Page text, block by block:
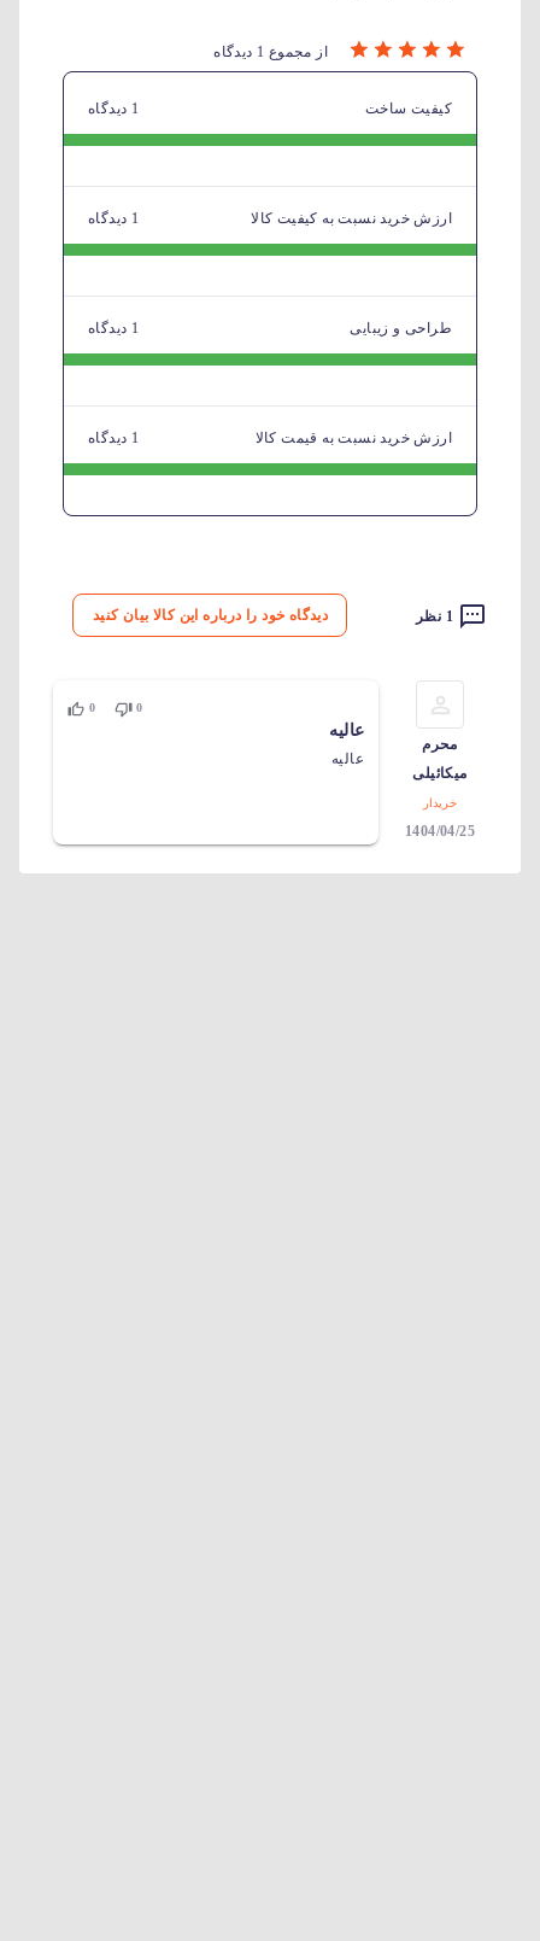
از مجموع 1 دیدگاه
کیفیت ساخت 1 دیدگاه
ارزش خرید نسبت به کیفیت کالا 1 دیدگاه
طراحی و زیبایی 1 دیدگاه
ارزش خرید نسبت به قیمت کالا 1 دیدگاه
1 نظر دیدگاه خود را درباره این کالا بیان کنید
محرم
میکائیلی
خریدار
1404/04/25
0
0
عالیه
عالیه